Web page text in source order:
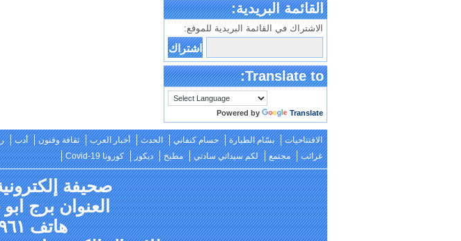
القائمة البريدية:
الاشتراك في القائمة البريدية للموقع:
Translate to:
Powered by Translate
الافتتاحيات بسّام الطيارة حسام كنفاني الحدث أخبار العرب ثقافة وفنون أدب
غرائب
مجتمع لكم سيداتي سادتي مطبخ ديكور كورونا Covid-19
صحيفة
العنوان برج
هاتف ٩٦١-١- ٣٠٥٩٩٢